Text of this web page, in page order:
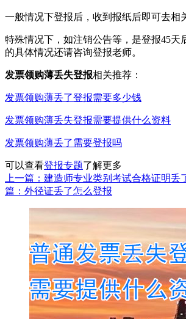
一般情况下登报后，收到报纸后即可去相
特殊情况下，如注销公告等，是登报45天
的具体情况还请咨询登报老师。
发票领购薄丢失登报相关推荐：
发票领购薄丢了登报需要多少钱
发票领购薄丢失登报需要提供什么资料
发票领购薄丢了需要登报吗
可以查看登报专题了解更多
上一篇：建造师专业类别考试合格证明丢
篇：外径证丢了怎么登报